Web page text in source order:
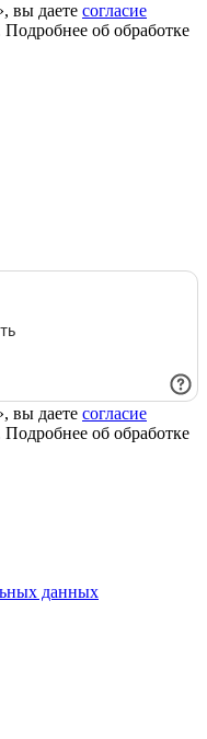
вы даете согласие
об обработке
вы даете согласие
об обработке
данных